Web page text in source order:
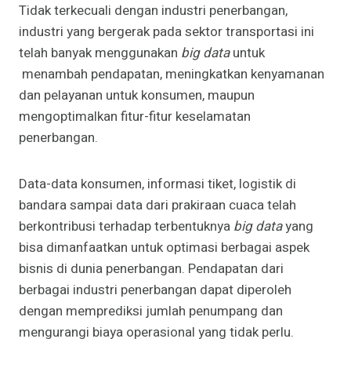
Tidak terkecuali dengan industri penerbangan,
industri yang bergerak pada sektor transportasi ini
telah banyak menggunakan big datauntuk
menambah pendapatan, meningkatkan kenyamanan
dan pelayanan untuk konsumen, maupun
mengoptimalkan fitur-fitur keselamatan
penerbangan.
Data-data konsumen, informasi tiket, logistik di
bandara sampai data dari prakiraan cuaca telah
berkontribusi terhadap terbentuknya big datayang
bisa dimanfaatkan untuk optimasi berbagai aspek
bisnis di dunia penerbangan. Pendapatan dari
berbagai industri penerbangan dapat diperoleh
dengan memprediksi jumlah penumpang dan
mengurangi biaya operasional yang tidak perlu.